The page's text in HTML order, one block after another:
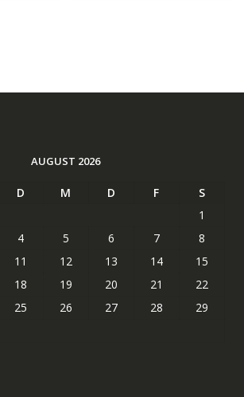
AUGUST 2026
D M D F
S
1
4 5 6 7
8
11 12 13 14
15
18 19 20 21
22
25 26 27 28
29